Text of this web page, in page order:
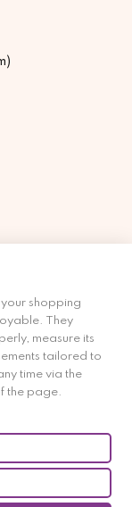
shopping
They
measure its
tailored to
time via the
the page.